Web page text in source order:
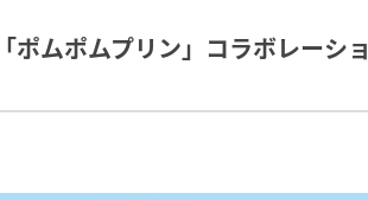
ポムポムプリン」コラボレーショ